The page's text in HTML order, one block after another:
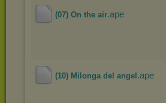
(07) On the air.ape
(10) Milonga del angel .ape